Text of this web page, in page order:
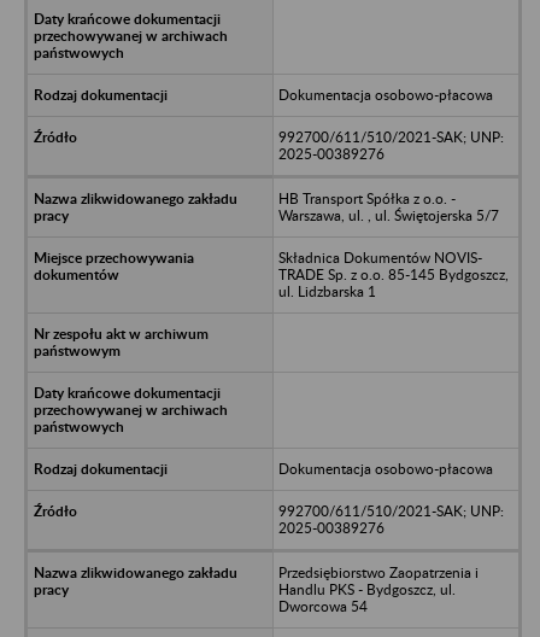
Dokumentacja osobowo-płacowa
992700/611/510/2021-SAK; UNP:
2025-00389276
HB Transport Spółka z o.o. -
Warszawa, ul. , ul. Świętojerska 5/7
Składnica Dokumentów NOVIS-
TRADE Sp. z o.o. 85-145 Bydgoszcz,
ul. Lidzbarska 1
Dokumentacja osobowo-płacowa
992700/611/510/2021-SAK; UNP:
2025-00389276
Przedsiębiorstwo Zaopatrzenia i
Handlu PKS - Bydgoszcz, ul.
Dworcowa 54